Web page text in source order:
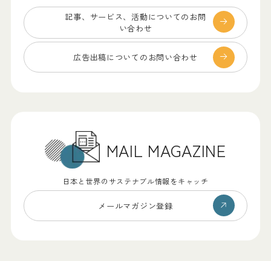
記事、サービス、 活動についてのお問
い合わせ
広告出稿についての お問い合わせ
MAIL MAGAZINE
日本と世界のサステナブル情報をキャッチ
メールマガジン登録